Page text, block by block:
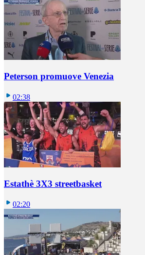
Peterson promuove Venezia
02:38
Estathè 3X3 streetbasket
02:20